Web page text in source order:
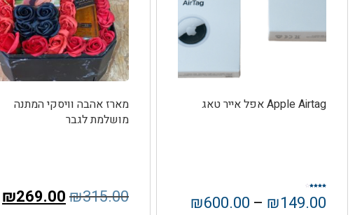
Apple Airtag אפל אייר טאג
מתוך 5
₪149.00
–
₪600.00
מארז אהבה וויסקי המתנה
מושלמת לגבר
₪315.00
₪269.00